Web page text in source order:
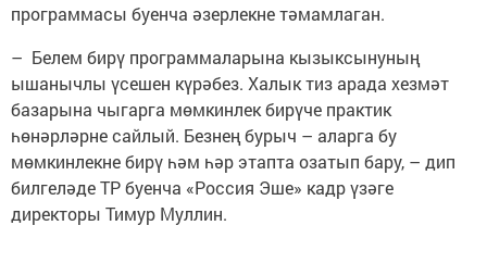
программасы буенча әзерлекне тәмамлаган.
– Белем бирү программаларына кызыксынуның
ышанычлы үсешен күрәбез. Халык тиз арада хезмәт
базарына чыгарга мөмкинлек бирүче практик
һөнәрләрне сайлый. Безнең бурыч – аларга бу
мөмкинлекне бирү һәм һәр этапта озатып бару, – дип
билгеләде ТР буенча «Россия Эше» кадр үзәге
директоры Тимур Муллин.